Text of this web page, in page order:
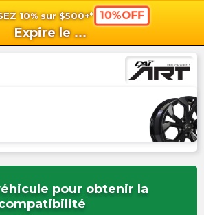
10% sur $500+* 10%OFF
Expire le ...
pour obtenir la